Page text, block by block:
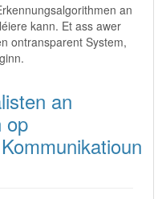
an
kann. Et ass awer
ontransparent System,
an
op